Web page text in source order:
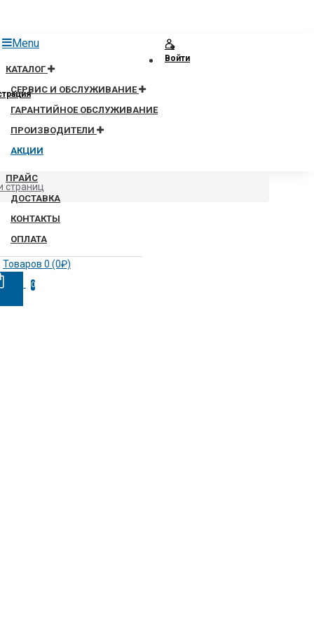
Menu
КАТАЛОГ
СЕРВИС И ОБСЛУЖИВАНИЕ
ГАРАНТИЙНОЕ ОБСЛУЖИВАНИЕ
ПРОИЗВОДИТЕЛИ
АКЦИИ
ПРАЙС
ДОСТАВКА
КОНТАКТЫ
ОПЛАТА
Товаров 0 (0₽)
0
Войти
страниц